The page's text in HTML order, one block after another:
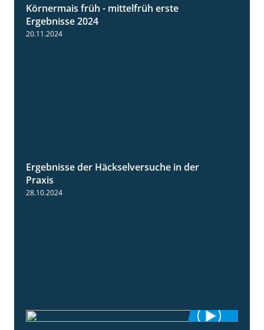
Körnermais früh - mittelfrüh erste
Ergebnisse 2024
20.11.2024
Ergebnisse der Häckselversuche in der
Praxis